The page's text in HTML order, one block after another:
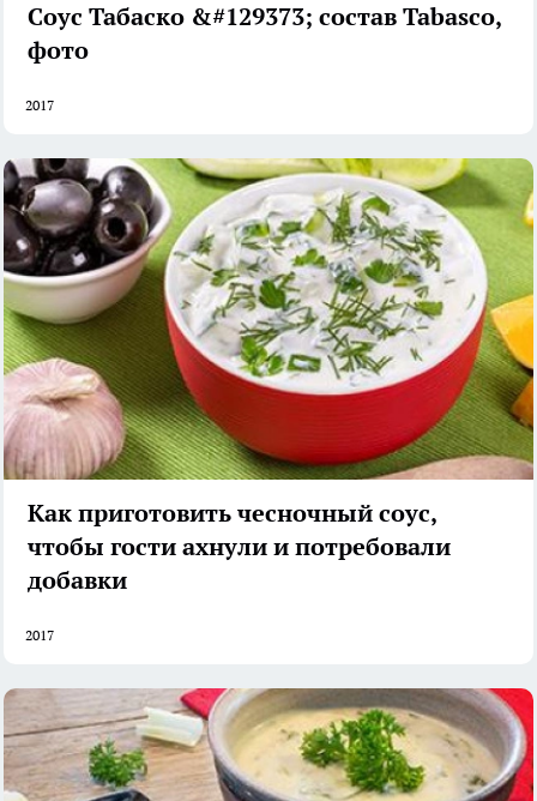
Соус Табаско &#129373; состав Tabasco,
фото
2017
Как приготовить чесночный соус,
чтобы гости ахнули и потребовали
добавки
2017